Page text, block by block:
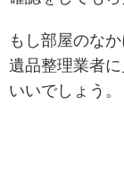
もし部屋のな
遺品整理業者
いいでしょう。